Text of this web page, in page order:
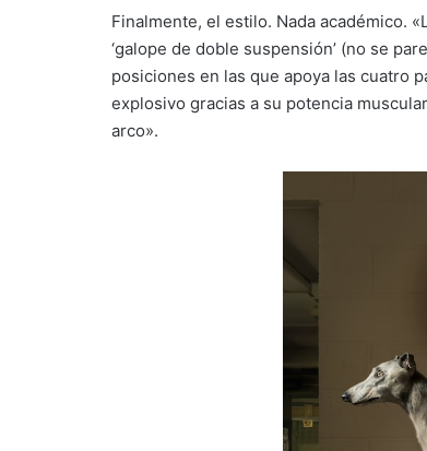
Finalmente, el estilo. Nada académico.
‘galope de doble suspensión’ (no se
posiciones en las que apoya las cuatro
explosivo gracias a su potencia
arco».